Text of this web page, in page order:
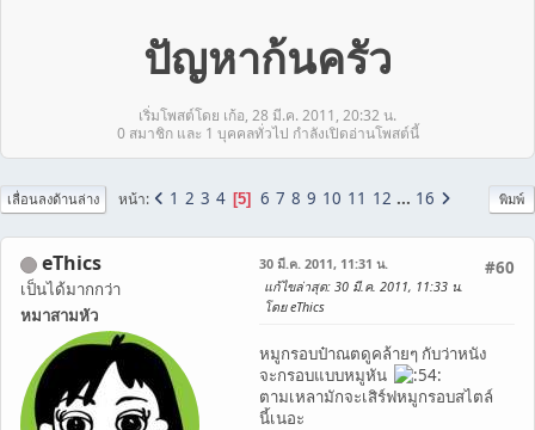
ปัญหาก้นครัว
เริ่มโพสต์โดย เก้อ, 28 มี.ค. 2011, 20:32 น.
0 สมาชิก และ 1 บุคคลทั่วไป กำลังเปิดอ่านโพสต์นี้
พิมพ์
เลื่อนลงด้านล่าง หน้า 1 2 3 4 5 6 7 8 9 10 11 12 ... 16
eThics
เป็นได้มากกว่า
หมาสามหัว
#60
30 มี.ค. 2011, 11:31 น.
แก้ไขล่าสุด: 30 มี.ค. 2011, 11:33 น.
โดย eThics
หมูกรอบป๋าณตดูคล้ายๆ กับว่าหนัง
จะกรอบแบบหมูหัน
ตามเหลามักจะเสิร์ฟหมูกรอบสไตล์
นี้เนอะ